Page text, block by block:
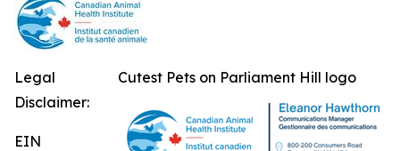
Cutest Pets on Parliament Hill logo
Legal
Disclaimer:
EIN